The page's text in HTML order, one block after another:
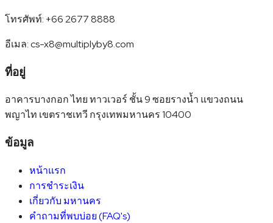
โทรศัพท์: +66 2677 8888
อีเมล:cs-x8@multiplyby8.com
ที่อยู่
อาคารบางกอก ไทย ทาวเวอร์ ชั้น 9 ซอยรางน้ำ แขวงถนน
พญาไท เขตราชเทวี กรุงเทพมหานคร 10400
ข้อมูล
หน้าแรก
การชำระเงิน
เกี่ยวกับ มหานคร
คำถามที่พบบ่อย (FAQ's)